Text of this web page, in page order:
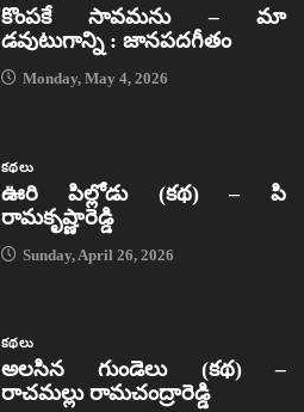
కొంపకే సావమను – మా
డవుటుగాన్ని : జానపదగీతం
Monday, May 4, 2026
కథలు
ఊరి పిల్లోడు (కథ) – పి
రామకృష్ణారెడ్డి
Sunday, April 26, 2026
కథలు
అలసిన గుండెలు (కథ) –
రాచమల్లు రామచంద్రారెడ్డి